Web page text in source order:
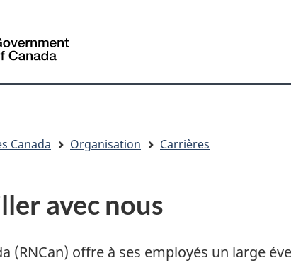
HTML
Canada Organisation Carrières
avec nous
(RNCan) offre à ses employés un large